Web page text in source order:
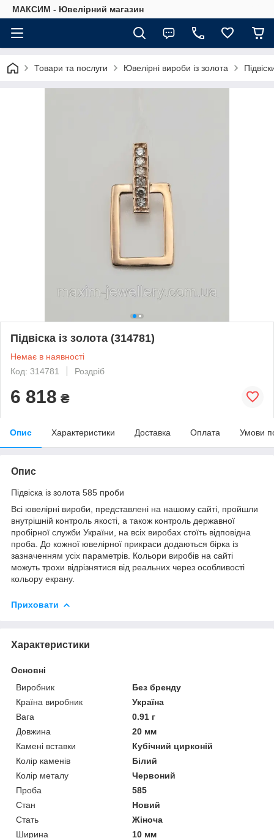
МАКСИМ - Ювелірний магазин
Товари та послуги Ювелірні вироби із золота
Підвіска із золота (314781)
Немає в наявності
Код: 314781
Роздріб
6 818 ₴
Опис Характеристики Доставка Оплата Умови
Опис
Підвіска із золота 585 проби
Всі ювелірні вироби, представлені на нашому сайті, пройшли
внутрішній контроль якості, а також контроль державної
пробірної служби України, на всіх виробах стоїть відповідна
проба. До кожної ювелірної прикраси додаються бірка із
зазначенням усіх параметрів. Кольори виробів на сайті
можуть трохи відрізнятися від реальних через особливості
кольору екрану.
Приховати
Характеристики
Основні
Виробник
Без бренду
Країна виробник
Україна
Вага
0.91 г
Довжина
20 мм
Камені вставки
Кубічний цирконій
Колір каменів
Білий
Колір металу
Червоний
Проба
585
Стан
Новий
Стать
Жіноча
Ширина
10 мм